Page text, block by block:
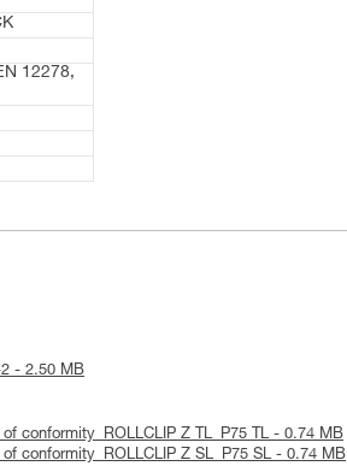
12278,
- 2.50 MB
conformity_ROLLCLIP Z TL_P75 TL - 0.74 MB
conformity_ROLLCLIP Z SL_P75 SL - 0.74 MB